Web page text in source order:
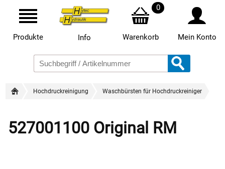
Produkte Info
0
Warenkorb Mein Konto
Hochdruckreinigung Waschbürsten für Hochdruckreiniger
527001100 Original RM